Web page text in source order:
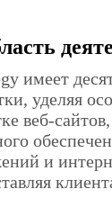
имеет
уделяя
веб-
и